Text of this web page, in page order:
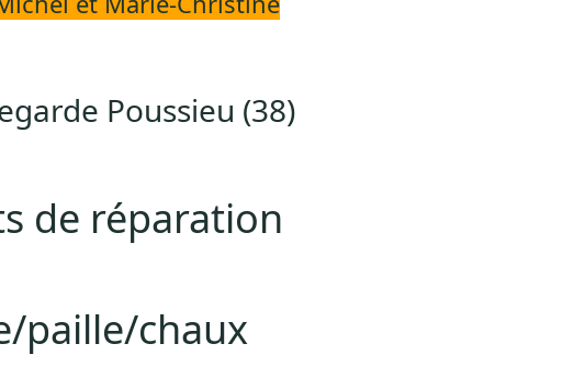
Poussieu (38)
de réparation
paille/chaux